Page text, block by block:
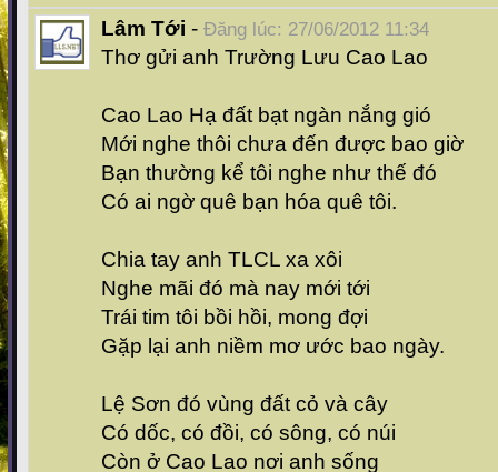
Lâm Tới - Đăng lúc: 27/06/2012 11:34
Thơ gửi anh Trường Lưu Cao Lao
Cao Lao Hạ đất bạt ngàn nắng gió
Mới nghe thôi chưa đến được bao giờ
Bạn thường kể tôi nghe như thế đó
Có ai ngờ quê bạn hóa quê tôi.
Chia tay anh TLCL xa xôi
Nghe mãi đó mà nay mới tới
Trái tim tôi bồi hồi, mong đợi
Gặp lại anh niềm mơ ước bao ngày.
Lệ Sơn đó vùng đất cỏ và cây
Có dốc, có đồi, có sông, có núi
Còn ở Cao Lao nơi anh sống